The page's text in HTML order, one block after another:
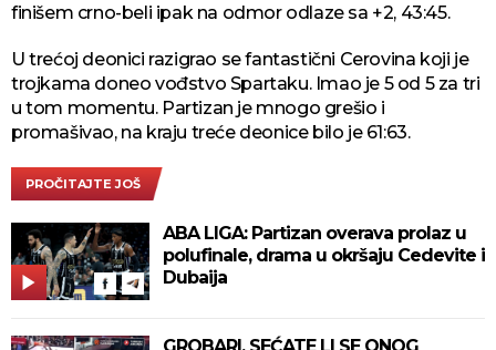
finišem crno-beli ipak na odmor odlaze sa +2, 43:45.
U trećoj deonici razigrao se fantastični Cerovina koji je
trojkama doneo vođstvo Spartaku. Imao je 5 od 5 za tri
u tom momentu. Partizan je mnogo grešio i
promašivao, na kraju treće deonice bilo je 61:63.
PROČITAJTE JOŠ
ABA LIGA: Partizan overava prolaz u
polufinale, drama u okršaju Cedevite i
Dubaija